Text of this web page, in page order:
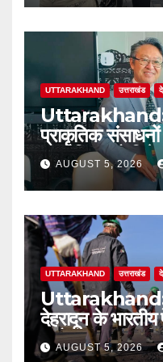
UTTARAKHAND उत्तराखंड
Uttarakhand:
प्राकृतिक
आजीविका को
जावलकर
AUGUST 5, 2026
UTTARAKHAND उत्तराखंड
Uttarakhand:
देहरादून के
बायो-बाइंडर
AUGUST 5, 2026